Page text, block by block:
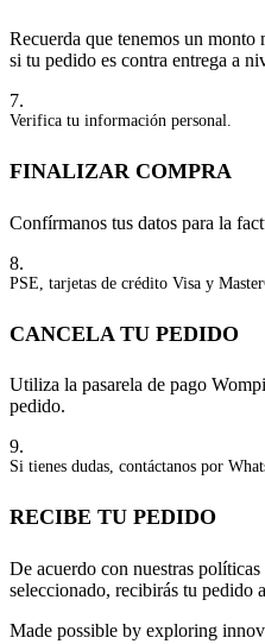
Recuerda que tenemos un
si tu pedido es contra entrega a
7.
Verifica tu información personal.
FINALIZAR COMPRA
Confírmanos tus datos para la
8.
PSE, tarjetas de crédito Visa y
CANCELA TU PEDIDO
Utiliza la pasarela de pago
pedido.
9.
Si tienes dudas, contáctanos por
RECIBE TU PEDIDO
De acuerdo con nuestras
seleccionado, recibirás tu pedido
Made possible by exploring